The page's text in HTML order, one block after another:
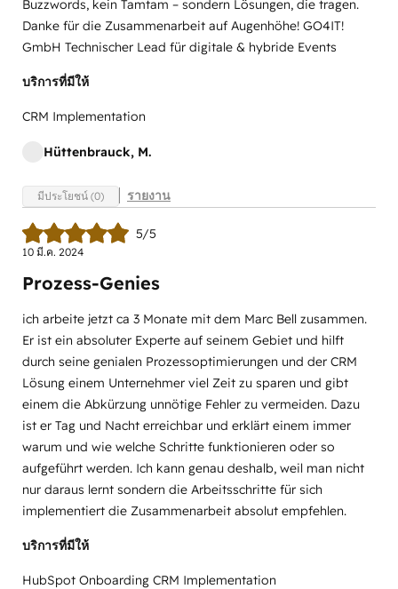
Buzzwords, kein Tamtam – sondern Lösungen, die tragen.
Danke für die Zusammenarbeit auf Augenhöhe! GO4IT!
GmbH Technischer Lead für digitale & hybride Events
บริการที่มีให้
CRM Implementation
Hüttenbrauck, M.
มีประโยชน์ (0) รายงาน
5/5
10 มี.ค. 2024
Prozess-Genies
ich arbeite jetzt ca 3 Monate mit dem Marc Bell zusammen.
Er ist ein absoluter Experte auf seinem Gebiet und hilft
durch seine genialen Prozessoptimierungen und der CRM
Lösung einem Unternehmer viel Zeit zu sparen und gibt
einem die Abkürzung unnötige Fehler zu vermeiden. Dazu
ist er Tag und Nacht erreichbar und erklärt einem immer
warum und wie welche Schritte funktionieren oder so
aufgeführt werden. Ich kann genau deshalb, weil man nicht
nur daraus lernt sondern die Arbeitsschritte für sich
implementiert die Zusammenarbeit absolut empfehlen.
บริการที่มีให้
HubSpot Onboarding CRM Implementation